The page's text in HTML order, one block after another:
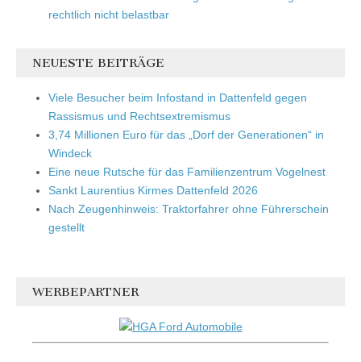
rechtlich nicht belastbar
NEUESTE BEITRÄGE
Viele Besucher beim Infostand in Dattenfeld gegen
Rassismus und Rechtsextremismus
3,74 Millionen Euro für das „Dorf der Generationen“ in
Windeck
Eine neue Rutsche für das Familienzentrum Vogelnest
Sankt Laurentius Kirmes Dattenfeld 2026
Nach Zeugenhinweis: Traktorfahrer ohne Führerschein
gestellt
WERBEPARTNER